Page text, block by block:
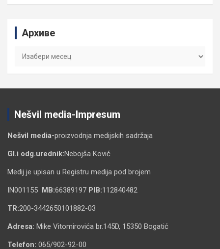
Архиве
Архиве
Nešvil media-Impresum
Nešvil media-proizvodnja medijskih sadržaja
Gl.i odg.urednik:Nebojša Ković
Medij je upisan u Registru medija pod brojem
IN001155 MB:66389197 PIB:112840482
TR:200-3442650101882-03
Adresa: Mike Vitomirovića br.145D, 15350 Bogatić
Telefon: 065/902-92-00